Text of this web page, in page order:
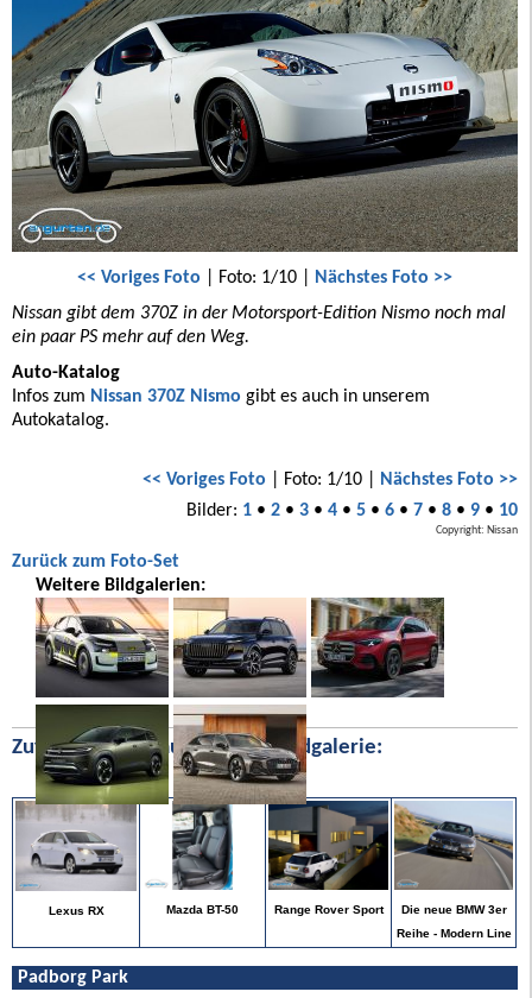
<< Voriges Foto | Foto: 1/10 | Nächstes Foto >>
Nissan gibt dem 370Z in der Motorsport-Edition Nismo noch mal
ein paar PS mehr auf den Weg.
Auto-Katalog
Infos zum Nissan 370Z Nismo gibt es auch in unserem
Autokatalog.
<< Voriges Foto | Foto: 1/10 | Nächstes Foto >>
Bilder: 1• 2• 3• 4• 5• 6• 7• 8• 9• 10
Copyright: Nissan
Zurück zum Foto-Set
Weitere Bildgalerien:
Zufällige Bilder aus unserer Bildgalerie:
Lexus RX Mazda BT-50 Range Rover Sport
Die neue BMW 3er
Reihe - Modern Line
Padborg Park